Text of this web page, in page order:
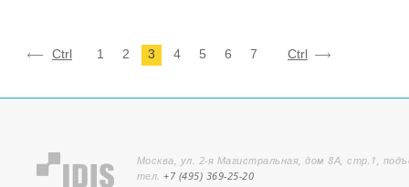
Ctrl 1 2 3 4 5 6 7 Ctrl
Москва, ул. 2-я Магистральная, дом 8А, стр.1,
тел.+7 (495) 369-25-20